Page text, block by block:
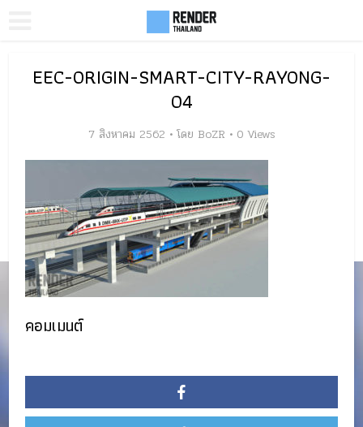
EEC-ORIGIN-SMART-CITY-RAYONG-
04
7 สิงหาคม 2562 โดย BoZR 0 Views
คอมเมนต์